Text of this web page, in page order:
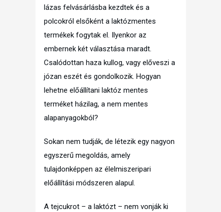
lázas felvásárlásba kezdtek és a
polcokról elsőként a laktózmentes
termékek fogytak el. Ilyenkor az
embernek két választása maradt.
Csalódottan haza kullog, vagy előveszi a
józan eszét és gondolkozik. Hogyan
lehetne előállítani laktóz mentes
terméket házilag, a nem mentes
alapanyagokból?
Sokan nem tudják, de létezik egy nagyon
egyszerű megoldás, amely
tulajdonképpen az élelmiszeripari
előállítási módszeren alapul.
A tejcukrot – a laktózt – nem vonják ki